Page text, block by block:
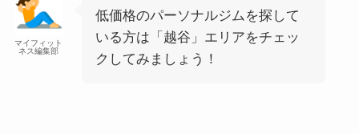
マイフィット
ネス編集部
低価格のパーソナルジムを探して
いる方は「越谷」エリアをチェッ
クしてみましょう！